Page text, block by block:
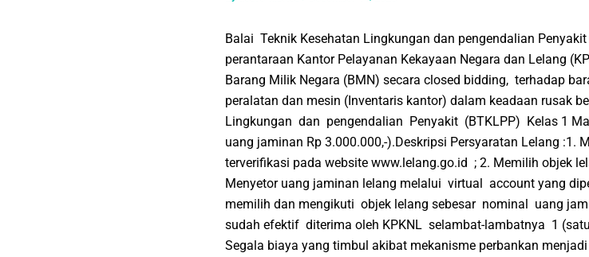
Balai Teknik Kesehatan Lingkungan dan pengendalian
perantaraan Kantor Pelayanan Kekayaan Negara dan Lelang
Barang Milik Negara (BMN) secara closed bidding, terhadap
peralatan dan mesin (Inventaris kantor) dalam keadaan rusak
Lingkungan dan pengendalian Penyakit (BTKLPP) Kelas 1
uang jaminan Rp 3.000.000,-).Deskripsi Persyaratan Lelang :1.
terverifikasi pada website www.lelang.go.id ; 2. Memilih objek
Menyetor uang jaminan lelang melalui virtual account yang
memilih dan mengikuti objek lelang sebesar nominal uang
sudah efektif diterima oleh KPKNL selambat-lambatnya 1
Segala biaya yang timbul akibat mekanisme perbankan